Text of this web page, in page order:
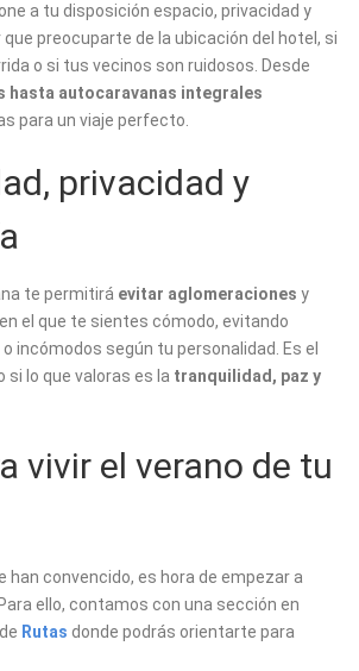
a tu disposición espacio, privacidad y
preocuparte de la ubicación del hotel, si
o si tus vecinos son ruidosos. Desde
hasta autocaravanas integrales
para un viaje perfecto.
privacidad y
te permitirá evitar aglomeraciones y
el que te sientes cómodo, evitando
incómodos según tu personalidad. Es el
lo que valoras es la tranquilidad, paz y
vivir el verano de tu
han convencido, es hora de empezar a
ello, contamos con una sección en
Rutas donde podrás orientarte para